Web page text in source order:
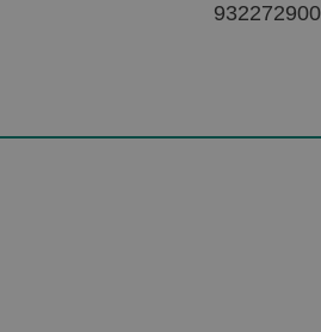
932272900